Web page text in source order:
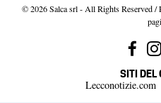
© 2026 Salca srl - All Rights Reserved /
SITI DEL
Lecconotizie.com